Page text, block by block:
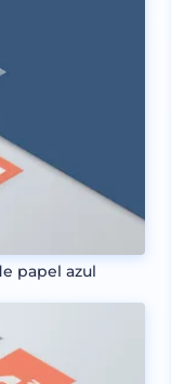
papel azul